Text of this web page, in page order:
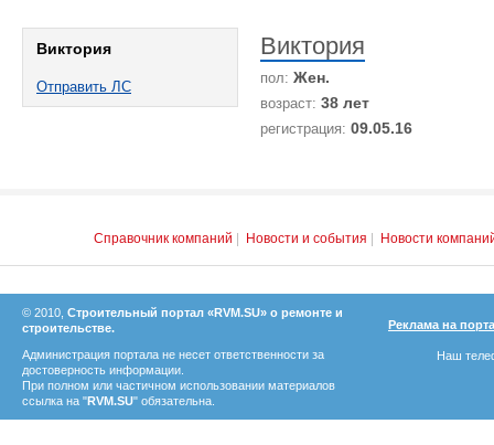
Виктория
Отправить ЛС
Виктория
пол: Жен.
возраст: 38 лет
регистрация: 09.05.16
Справочник компаний Новости и события Новости
© 2010, Строительный портал «RVM.SU» о ремонте и
строительстве.
Администрация портала не несет ответственности за
достоверность информации.
При полном или частичном использовании материалов
ссылка на "RVM.SU" обязательна.
Реклама на
Наш